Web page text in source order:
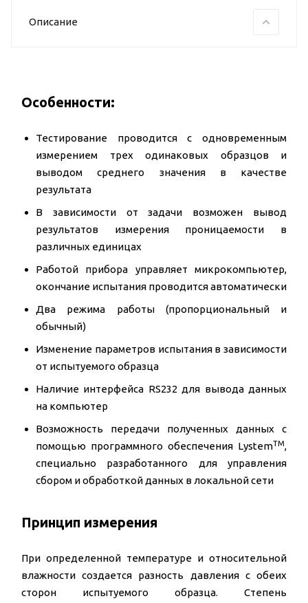
Описание
Особенности:
Тестирование проводится с одновременным
измерением трех одинаковых образцов и
выводом среднего значения в качестве
результата
В зависимости от задачи возможен вывод
результатов измерения проницаемости в
различных единицах
Работой прибора управляет микрокомпьютер,
окончание испытания проводится автоматически
Два режима работы (пропорциональный и
обычный)
Изменение параметров испытания в зависимости
от испытуемого образца
Наличие интерфейса RS232 для вывода данных
на компьютер
Возможность передачи полученных данных с
помощью программного обеспечения LystemTM,
специально разработанного для управления
сбором и обработкой данных в локальной сети
Принцип измерения
При определенной температуре и относительной
влажности создается разность давления с обеих
сторон испытуемого образца. Степень